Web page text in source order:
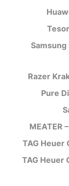
Samsung
Razer
Pure
MEATER
TAG Heuer
TAG Heuer